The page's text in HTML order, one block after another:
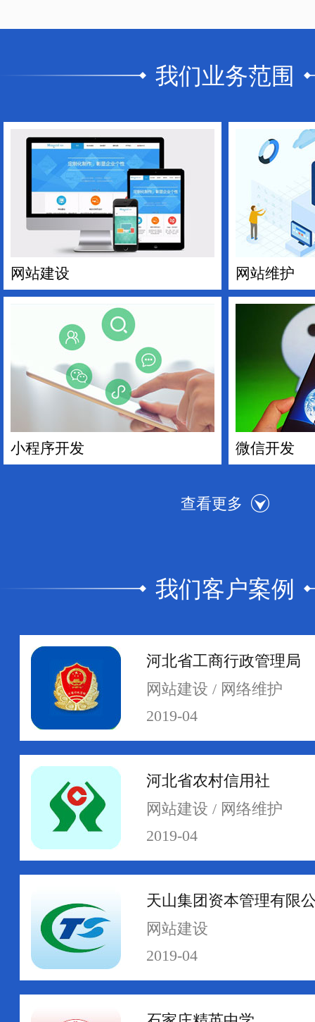
我们业务范围
网站建设 网站维护
小程序开发 微信开发
网络运维 网络安全
我们客户案例
河北省工商行政管理局
网站建设 / 网络维护
2019-04
河北省农村信用社
网站建设 / 网络维护
2019-04
天山集团资本管理有限
网站建设
2019-04